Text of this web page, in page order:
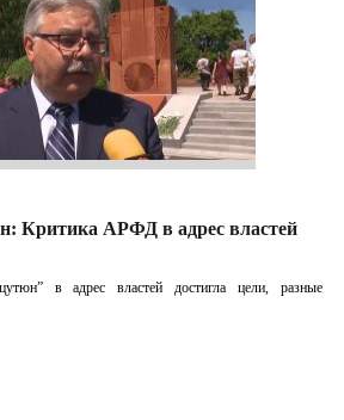
Критика АРФД в адрес властей
в адрес властей достигла цели, разные